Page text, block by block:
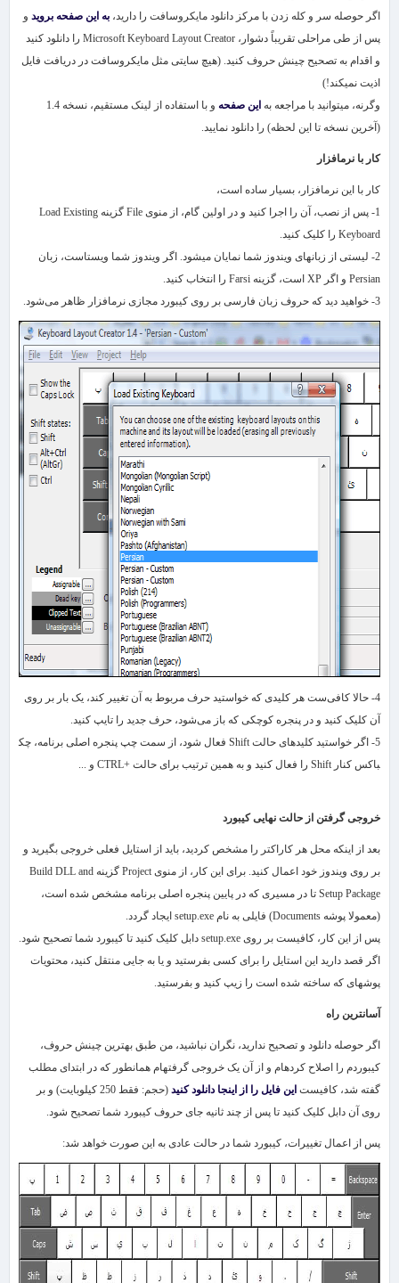
اگر حوصله سر و کله زدن با مرکز دانلود مایکروسافت را دارید، به این صفحه بروید و
پس از طی مراحلی تقریباً دشوار، Microsoft Keyboard Layout Creator را دانلود کنید
و اقدام به تصحیح چینش حروف کنید. (هیچ سایتی مثل مایکروسافت در دریافت فایل
اذیت نمی​کند!)
وگرنه، می​توانید با مراجعه به این صفحه
و با استفاده از لینک مستقیم، نسخه 1.4
(آخرین نسخه تا این لحظه) را دانلود نمایید.
کار با نرم​افزار
کار با این نرم​افزار، بسیار ساده است،
1- پس از نصب، آن را اجرا کنید و در اولین گام، از منوی
File گزینه Load Existing
Keyboard را کلیک کنید.
2- لیستی از زبان​های ویندوز شما نمایان می​شود. اگر ویندوز شما ویستاست، زبان
Persian و اگر XP است، گزینه Farsi را انتخاب کنید.
3- خواهید دید که حروف زبان فارسی بر روی کیبورد مجازی‌ نرم​افزار ظاهر می‌شود.
4- حالا کافی‌ست هر کلیدی که خواستید حرف مربوط به آن تغییر کند، یک بار بر روی
آن کلیک کنید و در پنجره کوچکی که باز می‌شود، حرف جدید را تایپ کنید.
5- اگر خواستید کلیدهای حالت
Shift فعال شود، از سمت چپ پنجره اصلی برنامه، چک​
باکس کنار Shift را فعال کنید و به همین ترتیب برای حالت +CTRL و ...
خروجی گرفتن از حالت نهایی کیبورد
بعد از اینکه محل هر کاراکتر را مشخص کردید، باید از استایل فعلی خروجی بگیرید و
بر روی ویندوز خود اعمال کنید. برای این کار، از منوی Project گزینه Build DLL and
Setup Package تا در مسیری که در پایین پنجره اصلی برنامه مشخص شده است،
(معمولا پوشه Documents) فایلی به نام setup.exe ایجاد گردد.
پس از این کار، کافی​ست بر روی setup.exe دابل کلیک کنید تا کیبورد شما تصحیح شود.
اگر قصد دارید این استایل را برای کسی بفرستید و یا به جایی منتقل کنید،​ محتویات
پوشه​ای که ساخته شده است را زیپ کنید و بفرستید.
آسان​ترین راه
اگر حوصله دانلود و تصحیح ندارید، نگران نباشید، من طبق بهترین چینش حروف،
کیبوردم را اصلاح کرده​ام و از آن یک خروجی گرفته​ام همانطور که در ابتدای مطلب
گفته شد، کافی​ست این فایل را از اینجا دانلود کنید
(حجم: فقط 250 کیلوبایت) و بر
روی آن دابل کلیک کنید تا پس از چند ثانیه جای حروف کیبورد شما تصحیح شود.
پس از اعمال تغییرات، کیبورد شما در حالت عادی به این صورت خواهد شد: